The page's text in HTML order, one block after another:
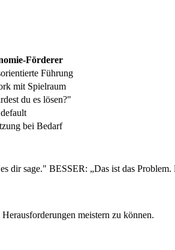
Förderer
Führung
mit Spielraum
du es lösen?"
bei Bedarf
dir sage." BESSER: „Das ist das
meistern zu können.